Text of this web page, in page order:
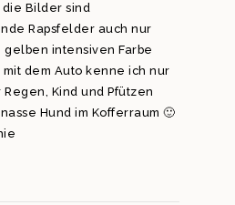
die Bilder sind
Rapsfelder auch nur
intensiven Farbe
mit dem Auto kenne ich nur
Kind und Pfützen
Hund im Kofferraum 🙂